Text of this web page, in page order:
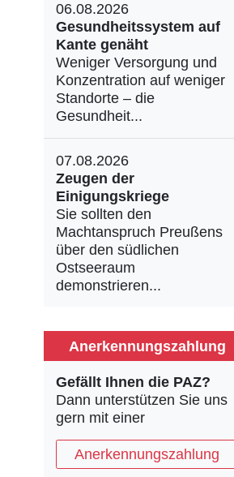
06.08.2026
Gesundheitssystem auf
Kante genäht
Weniger Versorgung und
Konzentration auf weniger
Standorte – die
Gesundheit...
07.08.2026
Zeugen der
Einigungskriege
Sie sollten den
Machtanspruch Preußens
über den südlichen
Ostseeraum
demonstrieren...
Anerkennungszahlung
Gefällt Ihnen die PAZ?
Dann unterstützen Sie uns
gern mit einer
Anerkennungszahlung